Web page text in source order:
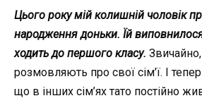
Цього року мій колишній чоловік
народження доньки. Їй
ходить до першого класу. Звичайно,
розмовляють про свої сім’ї. І
що в інших сім’ях тато постійно